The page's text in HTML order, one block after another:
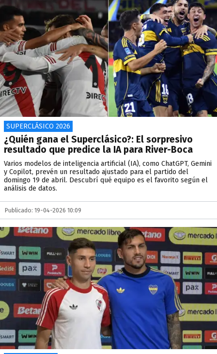
SUPERCLÁSICO 2026
¿Quién gana el Superclásico?: El sorpresivo
resultado que predice la IA para River-Boca
Varios modelos de inteligencia artificial (IA), como ChatGPT, Gemini
y Copilot, prevén un resultado ajustado para el partido del
domingo 19 de abril. Descubrí qué equipo es el favorito según el
análisis de datos.
Publicado: 19-04-2026 10:09